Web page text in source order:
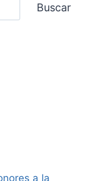
Buscar
a la